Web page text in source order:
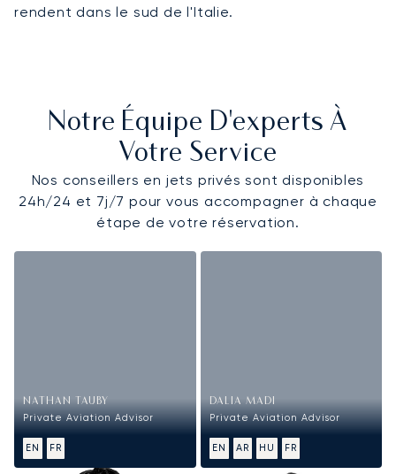
rendent dans le sud de l'Italie.
Notre Équipe D'experts À
Votre Service
Nos conseillers en jets privés sont disponibles
24h/24 et 7j/7 pour vous accompagner à chaque
étape de votre réservation.
NATHAN TAUBY
Private Aviation Advisor
EN FR
DALIA MADI
Private Aviation Advisor
EN AR HU FR